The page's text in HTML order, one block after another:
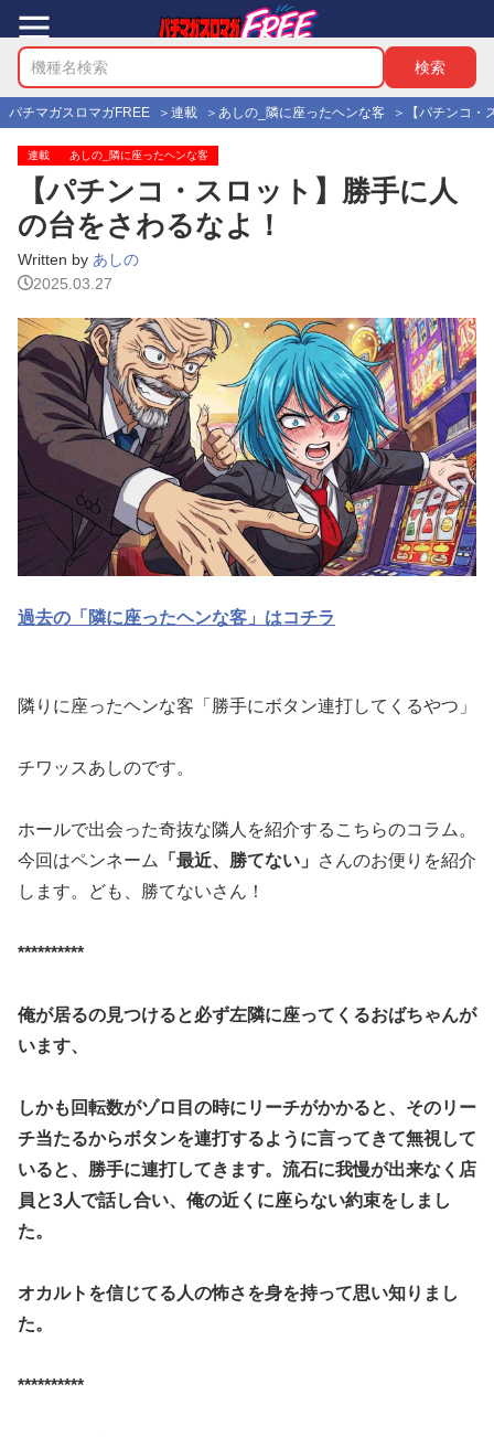
パチマガスロマガFREE 連載 あしの_隣に座ったヘンな客 【パチンコ
連載 あしの_隣に座ったヘンな客
【パチンコ・スロット】勝手に人
の台をさわるなよ！
Written by あしの
2025.03.27
過去の「隣に座ったヘンな客」はコチラ
隣りに座ったヘンな客「勝手にボタン連打してくるやつ」
チワッスあしのです。
ホールで出会った奇抜な隣人を紹介するこちらのコラム。
今回はペンネーム 「最近、勝てない」
さんのお便りを紹介
します。ども、 勝てないさん！
**********
俺が居るの見つけると必ず左隣に座ってくるおばちゃんが
います、
しかも回転数がゾロ目の時にリーチがかかると、そのリー
チ当たるからボタンを連打するように言ってきて無視して
いると、 勝手に連打してきます。流石に我慢が出来なく店
員と3人で話し合い、俺の近くに座らない約束をしまし
た。
オカルトを信じてる人の怖さを身を持って思い知りまし
た。
**********